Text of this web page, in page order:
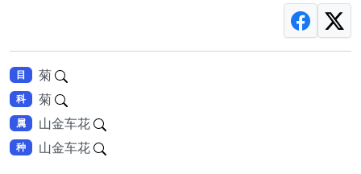
目 菊
科 菊
属 山金车花
种 山金车花